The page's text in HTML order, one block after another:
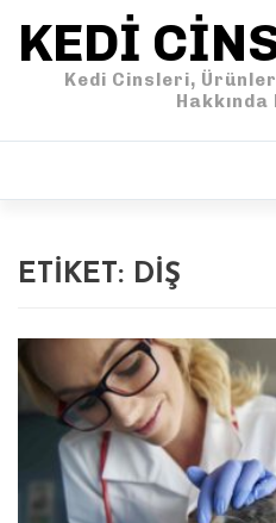
KEDI
Kedi Cinsleri,
Hakkında
ETIKET: DIŞ